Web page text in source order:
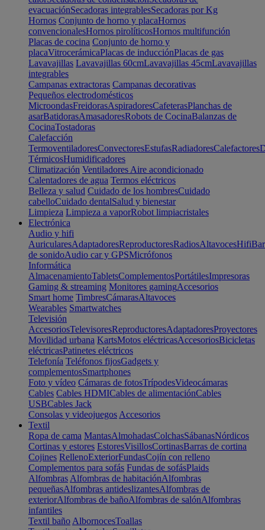
evacuaciónSecadoras integrablesSecadoras por Kg
Hornos Conjunto de horno y placaHornos
convencionalesHornos pirolíticosHornos multifunción
Placas de cocina Conjunto de horno y
placaVitrocerámicaPlacas de inducciónPlacas de gas
Lavavajillas Lavavajillas 60cmLavavajillas 45cmLavavajillas
integrables
Campanas extractoras Campanas decorativas
Pequeños electrodomésticos
MicroondasFreidorasAspiradoresCafeterasPlanchas de
asarBatidorasAmasadoresRobots de CocinaBalanzas de
CocinaTostadoras
Calefacción
TermoventiladoresConvectoresEstufasRadiadoresCalefactores
TérmicosHumidificadores
Climatización Ventiladores Aire acondicionado
Calentadores de agua Termos eléctricos
Belleza y salud Cuidado de los hombresCuidado
cabelloCuidado dentalSalud y bienestar
Limpieza Limpieza a vaporRobot limpiacristales
Electrónica
Audio y hifi
AuricularesAdaptadoresReproductoresRadiosAltavocesHifi
de sonidoAudio car y GPSMicrófonos
Informática
AlmacenamientoTabletsComplementosPortátilesImpresoras
Gaming & streaming Monitores gamingAccesorios
Smart home TimbresCámarasAltavoces
Wearables Smartwatches
Televisión
AccesoriosTelevisoresReproductoresAdaptadoresProyectores
Movilidad urbana KartsMotos eléctricasAccesoriosBicicletas
eléctricasPatinetes eléctricos
Telefonía Teléfonos fijosGadgets y
complementosSmartphones
Foto y vídeo Cámaras de fotosTrípodesVideocámaras
Cables Cables HDMICables de alimentaciónCables
USBCables Jack
Consolas y videojuegos Accesorios
Textil
Ropa de cama MantasAlmohadasColchasSábanasNórdicos
Cortinas y estores EstoresVisillosCortinasBarras de cortina
Cojines RellenoExteriorFundasCojín con relleno
Complementos para sofás Fundas de sofásPlaids
Alfombras Alfombras de habitaciónAlfombras
pequeñasAlfombras antideslizantesAlfombras de
exteriorAlfombras de bañoAlfombras de salónAlfombras
infantiles
Textil baño AlbornocesToallas